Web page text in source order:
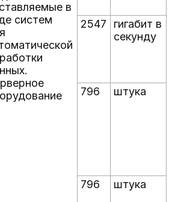
в
систем
2547
гигабит в
секунду
796 штука
796 штука